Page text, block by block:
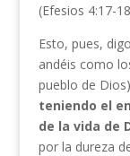
(Efesios 4:17-
Esto, pues,
andéis como
pueblo de
teniendo el
de la vida de
por la dureza